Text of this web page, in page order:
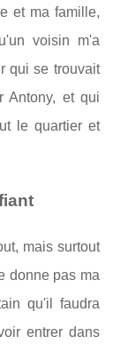
et ma famille,
voisin m'a
qui se trouvait
Antony, et qui
le quartier et
mais surtout
donne pas ma
qu'il faudra
entrer dans